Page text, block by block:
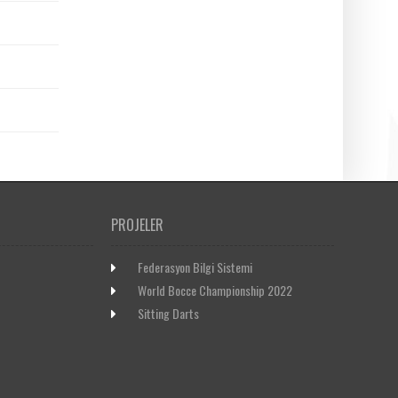
PROJELER
Federasyon Bilgi Sistemi
World Bocce Championship 2022
Sitting Darts